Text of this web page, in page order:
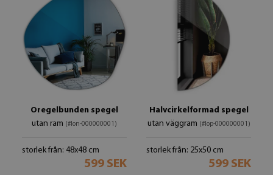
Oregelbunden spegel
utan ram (#lon-000000001)
storlek från: 48x48 cm
599 SEK
Halvcirkelformad spegel
utan väggram (#lop-000000001)
storlek från: 25x50 cm
599 SEK